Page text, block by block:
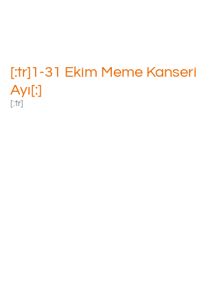
[:tr]1-31 Ekim Meme
Ayı[:]
[:tr]